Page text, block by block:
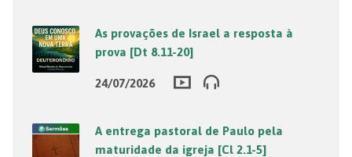
As provações de Israel a resposta à
prova [Dt 8.11-20]
24/07/2026
A entrega pastoral de Paulo pela
maturidade da igreja [Cl 2.1-5]